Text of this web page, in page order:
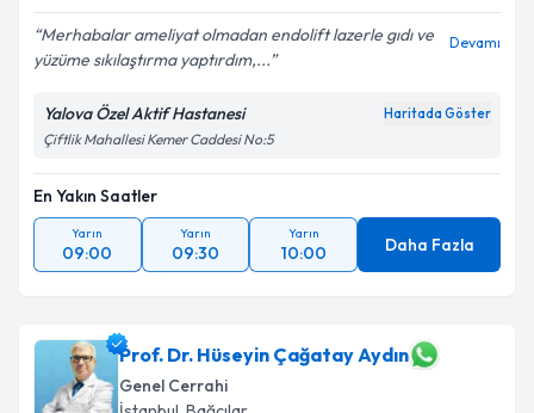
Merhabalar ameliyat olmadan endolift lazerle gıdı ve
yüzüme sıkılaştırma yaptırdım,...
Devamı
Yalova Özel Aktif Hastanesi Haritada Göster
Çiftlik Mahallesi Kemer Caddesi No:5
En Yakın Saatler
Yarın
09:00
Yarın
09:30
Yarın
10:00 Daha Fazla
Prof. Dr. Hüseyin Çağatay Aydın
Genel Cerrahi